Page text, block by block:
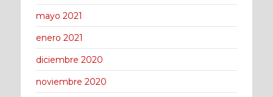
mayo 2021
enero 2021
diciembre 2020
noviembre 2020